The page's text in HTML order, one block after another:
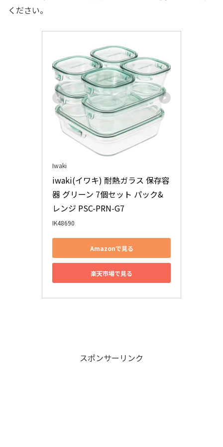
ください。
Iwaki
iwaki(イワキ) 耐熱ガラス 保存容
器 グリーン 7個セット パック&
レンジ PSC-PRN-G7
IK48690
Amazonで見る
楽天市場で見る
スポンサーリンク